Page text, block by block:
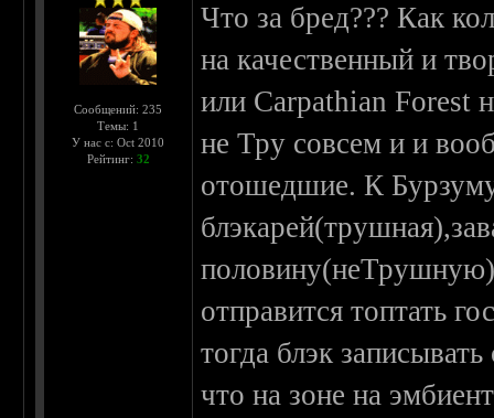
Сообщений: 235
Темы: 1
У нас с: Oct 2010
Рейтинг: 32
Что за бред??? Как
на качественный и
или Carpathian Forest
не Тру совсем и и
отошедшие. К
отправится топтать
тогда блэк
что на зоне на